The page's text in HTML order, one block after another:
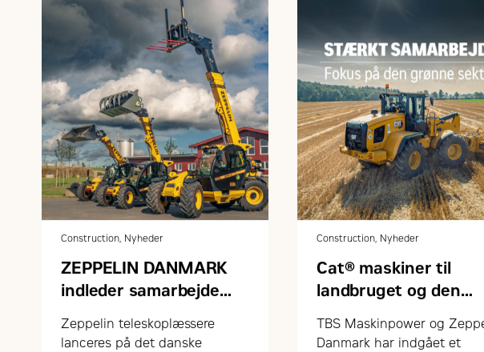
Construction, Nyheder
ZEPPELIN DANMARK
indleder samarbejde
teleskoplæssere
Zeppelin teleskoplæssere
lanceres på det danske
Construction, Nyheder
Cat® maskiner til
landbruget og den
TBS Maskinpower og
Danmark har indgået et